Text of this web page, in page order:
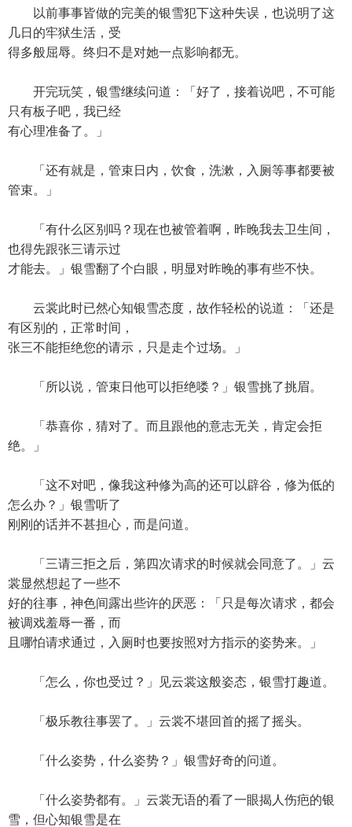
以前事事皆做的完美的银雪犯下这种失误，也说明了这
几日的牢狱生活，受
得多般屈辱。终归不是对她一点影响都无。
开完玩笑，银雪继续问道：「好了，接着说吧，不可能
只有板子吧，我已经
有心理准备了。」
「还有就是，管束日内，饮食，洗漱，入厕等事都要被
管束。」
「有什么区别吗？现在也被管着啊，昨晚我去卫生间，
也得先跟张三请示过
才能去。」银雪翻了个白眼，明显对昨晚的事有些不快。
云裳此时已然心知银雪态度，故作轻松的说道：「还是
有区别的，正常时间，
张三不能拒绝您的请示，只是走个过场。」
「所以说，管束日他可以拒绝喽？」银雪挑了挑眉。
「恭喜你，猜对了。而且跟他的意志无关，肯定会拒
绝。」
「这不对吧，像我这种修为高的还可以辟谷，修为低的
怎么办？」银雪听了
刚刚的话并不甚担心，而是问道。
「三请三拒之后，第四次请求的时候就会同意了。」云
裳显然想起了一些不
好的往事，神色间露出些许的厌恶：「只是每次请求，都会
被调戏羞辱一番，而
且哪怕请求通过，入厕时也要按照对方指示的姿势来。」
「怎么，你也受过？」见云裳这般姿态，银雪打趣道。
「极乐教往事罢了。」云裳不堪回首的摇了摇头。
「什么姿势，什么姿势？」银雪好奇的问道。
「什么姿势都有。」云裳无语的看了一眼揭人伤疤的银
雪，但心知银雪是在